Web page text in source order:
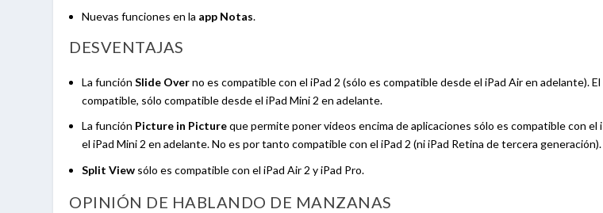
Nuevas funciones en la app Notas.
DESVENTAJAS
La funciónSlide Overno es compatible con el iPad 2 (sólo es compatible desde el iPad Air en adelante).
compatible, sólo compatible desde el iPad Mini 2 en adelante.
La función Picture in Pictureque permite poner videos encima de aplicaciones sólo es compatible con el
el iPad Mini 2 en adelante. No es por tanto compatible con el iPad 2 (ni iPad Retina de tercera generación).
Split View sólo es compatible con el iPad Air 2 y iPad Pro.
OPINIÓN DE HABLANDO DE MANZANAS